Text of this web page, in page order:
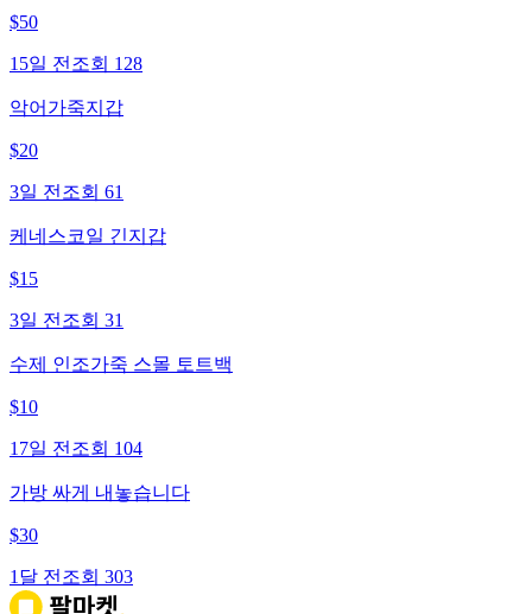
$50
15일 전 조회 128
악어가죽지갑
$20
3일 전 조회 61
케네스코일 긴지갑
$15
3일 전 조회 31
수제 인조가죽 스몰 토트백
$10
17일 전 조회 104
가방 싸게 내놓습니다
$30
1달 전 조회 303